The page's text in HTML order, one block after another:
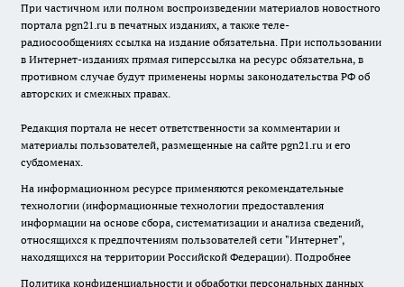
При частичном или полном воспроизведении материалов новостного
портала pgn21.ru в печатных изданиях, а также теле-
радиосообщениях ссылка на издание обязательна. При использовании
в Интернет-изданиях прямая гиперссылка на ресурс обязательна, в
противном случае будут применены нормы законодательства РФ об
авторских и смежных правах.
Редакция портала не несет ответственности за комментарии и
материалы пользователей, размещенные на сайте pgn21.ru и его
субдоменах.
На информационном ресурсе применяются рекомендательные
технологии (информационные технологии предоставления
информации на основе сбора, систематизации и анализа сведений,
относящихся к предпочтениям пользователей сети "Интернет",
находящихся на территории Российской Федерации). Подробнее
Политика конфиденциальности и обработки персональных данных